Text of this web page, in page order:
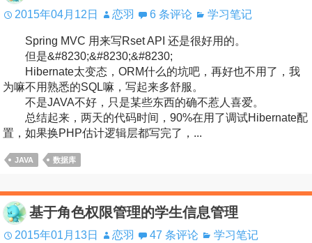
2015年04月12日 恋羽 6 条评论 学习笔记
Spring MVC 用来写Rset API 还是很好用的。
但是&#8230;&#8230;&#8230;
Hibernate太变态，ORM什么的坑吧，再好也不用了，我
为嘛不用熟悉的SQL嘛，写起来多舒服。
不是JAVA不好，只是某些东西的确不惹人喜爱。
总结起来，两天的代码时间，90%在用了调试Hibernate配
置，如果换PHP估计逻辑层都写完了，...
JAVA 数据库
基于角色权限管理的学生信息管理
2015年01月13日 恋羽 47 条评论 学习笔记